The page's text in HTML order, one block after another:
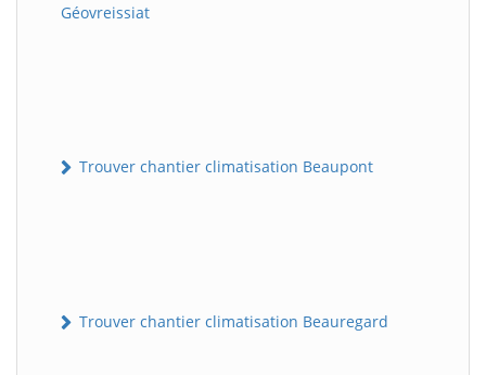
Géovreissiat
Trouver chantier climatisation Beaupont
Trouver chantier climatisation Beauregard